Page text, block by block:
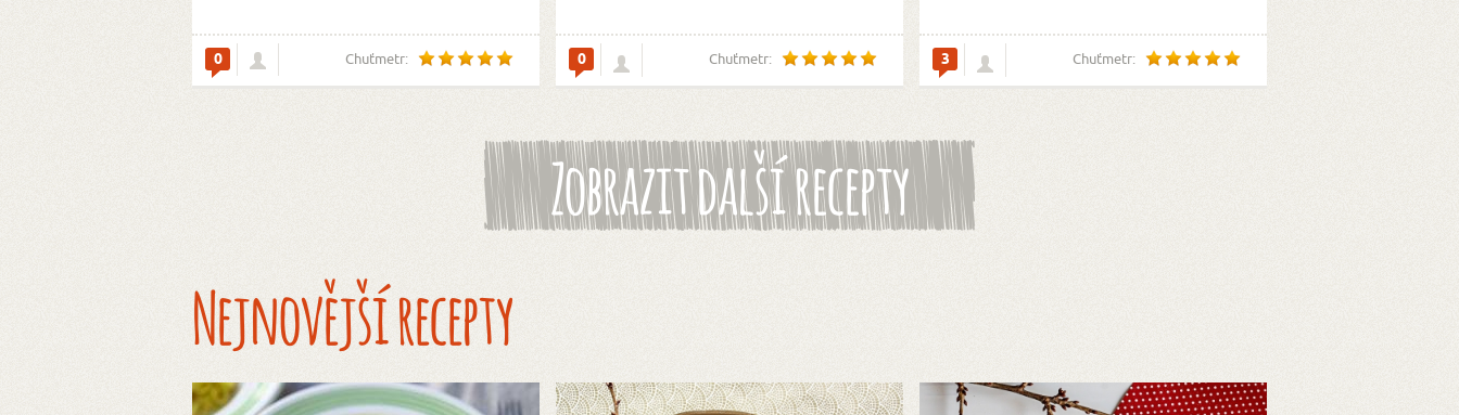
0 Chuťmetr: 0 Chuťmetr: 3 Chuťmetr:
Zobrazit další recepty
Nejnovější recepty